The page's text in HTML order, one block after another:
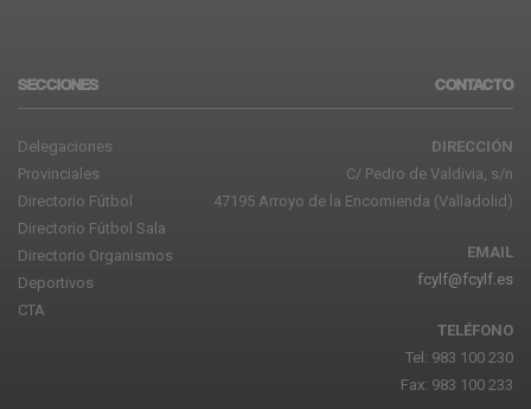
SECCIONES
Delegaciones
Provinciales
Directorio Fútbol
Directorio Fútbol Sala
Directorio Organismos
Deportivos
CTA
CONTACTO
DIRECCIÓN
C/ Pedro de Valdivia, s/n
47195 Arroyo de la Encomienda (Valladolid)
EMAIL
fcylf@fcylf.es
TELÉFONO
Tel: 983 100 230
Fax: 983 100 233